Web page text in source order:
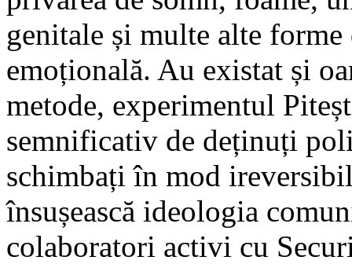
genitale și multe alte
emoțională. Au existat și
metode, experimentul
semnificativ de deținuți
schimbați în mod
însușească ideologia
colaboratori activi cu